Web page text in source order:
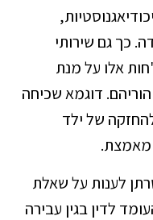
כך גם שירותי
אלו על מנת
דוגמא שכיחה
של ילד
לענות על שאלת
לדין בגין עבירה